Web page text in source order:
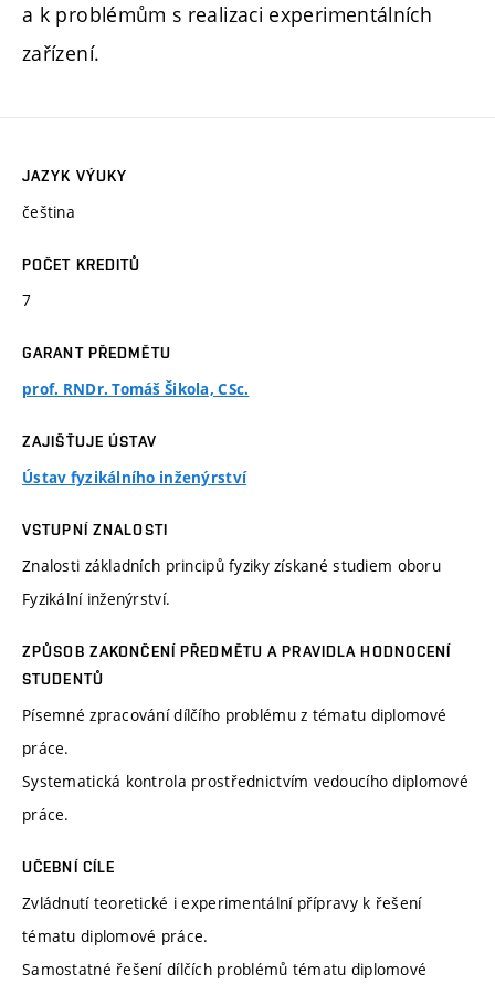
a k problémům s realizaci experimentálních
zařízení.
JAZYK VÝUKY
čeština
POČET KREDITŮ
7
GARANT PŘEDMĚTU
prof. RNDr. Tomáš Šikola, CSc.
ZAJIŠŤUJE ÚSTAV
Ústav fyzikálního inženýrství
VSTUPNÍ ZNALOSTI
Znalosti základních principů fyziky získané studiem oboru
Fyzikální inženýrství.
ZPŮSOB ZAKONČENÍ PŘEDMĚTU A PRAVIDLA HODNOCENÍ
STUDENTŮ
Písemné zpracování dílčího problému z tématu diplomové
práce.
Systematická kontrola prostřednictvím vedoucího diplomové
práce.
UČEBNÍ CÍLE
Zvládnutí teoretické i experimentální přípravy k řešení
tématu diplomové práce.
Samostatné řešení dílčích problémů tématu diplomové